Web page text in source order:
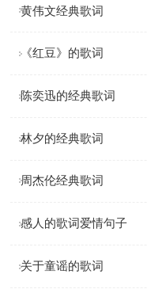
黄伟文经典歌词
《红豆》的歌词
陈奕迅的经典歌词
林夕的经典歌词
周杰伦经典歌词
感人的歌词爱情句子
关于童谣的歌词